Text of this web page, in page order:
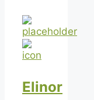
Elinor